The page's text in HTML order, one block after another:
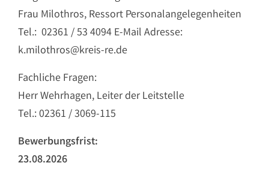
Frau Milothros, Ressort Personalangelegenheiten
Tel.: 02361 / 53 4094 E-Mail Adresse:
k.milothros@kreis-re.de
Fachliche Fragen:
Herr Wehrhagen, Leiter der Leitstelle
Tel.: 02361 / 3069-115
Bewerbungsfrist:
23.08.2026